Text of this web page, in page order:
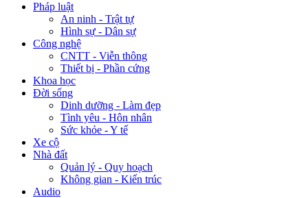
Pháp luật
An ninh - Trật tự
Hình sự - Dân sự
Công nghệ
CNTT - Viễn thông
Thiết bị - Phần cứng
Khoa học
Đời sống
Dinh dưỡng - Làm đẹp
Tình yêu - Hôn nhân
Sức khỏe - Y tế
Xe cộ
Nhà đất
Quản lý - Quy hoạch
Không gian - Kiến trúc
Audio